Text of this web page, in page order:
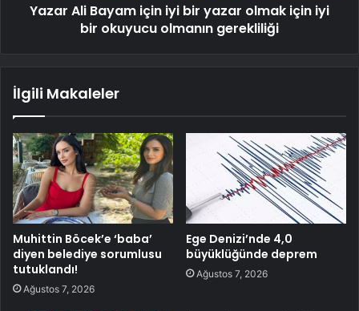
Yazar Ali Bayam için iyi bir yazar olmak için iyi
bir okuyucu olmanın gerekliliği
İlgili Makaleler
Muhittin Böcek’e ‘baba’
diyen belediye sorumlusu
tutuklandı!
Ağustos 7, 2026
Ege Denizi’nde 4,0
büyüklüğünde deprem
Ağustos 7, 2026